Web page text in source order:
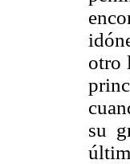
otro
su